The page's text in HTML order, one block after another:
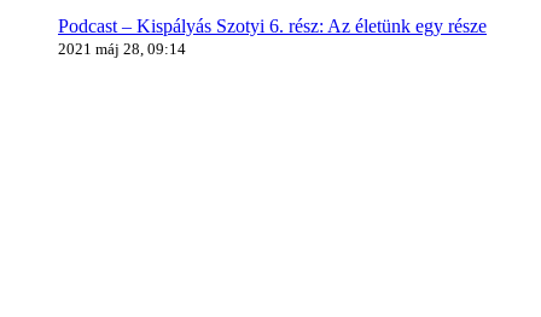
Podcast – Kispályás Szotyi 6. rész: Az életünk egy része
2021 máj 28, 09:14